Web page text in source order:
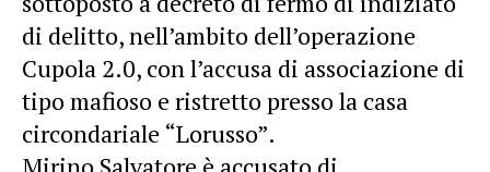
di delitto, nell’ambito dell’operazione
Cupola 2.0, con l’accusa di associazione di
tipo mafioso e ristretto presso la casa
circondariale “Lorusso”.